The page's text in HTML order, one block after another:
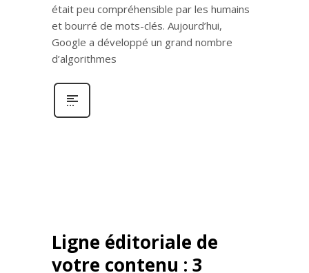
était peu compréhensible par les humains
et bourré de mots-clés. Aujourd’hui,
Google a développé un grand nombre
d’algorithmes
Ligne éditoriale de
votre contenu : 3